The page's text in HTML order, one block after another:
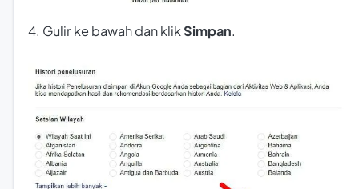
4. Gulir ke bawah dan klik Simpan.